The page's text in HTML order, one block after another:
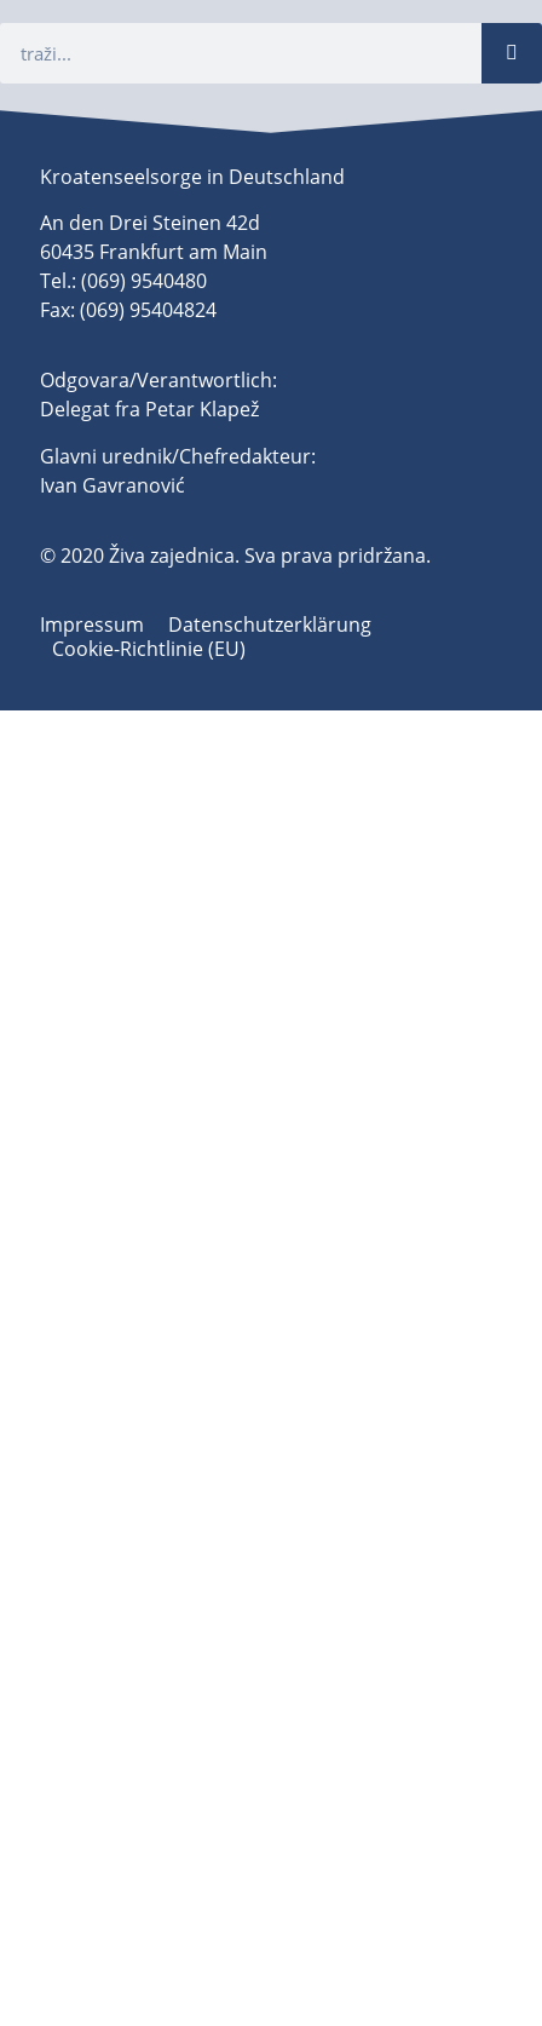
Kroatenseelsorge in Deutschland
An den Drei Steinen 42d
60435 Frankfurt am Main
Tel.: (069) 9540480
Fax: (069) 95404824
Odgovara/Verantwortlich:
Delegat fra Petar Klapež
Glavni urednik/Chefredakteur:
Ivan Gavranović
© 2020 Živa zajednica. Sva prava pridržana.
Impressum
Datenschutzerklärung
Cookie-Richtlinie (EU)